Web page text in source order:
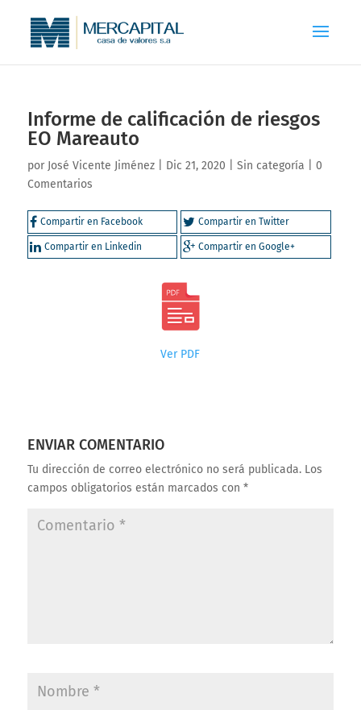
Informe de calificación de riesgos
EO Mareauto
por José Vicente Jiménez| Dic 21, 2020 Sin categoría
0
Comentarios
Compartir en Facebook Compartir en Twitter
Compartir en Linkedin Compartir en Google+
Ver PDF
ENVIAR COMENTARIO
Tu dirección de correo electrónico no será publicada. Los
campos obligatorios están marcados con *